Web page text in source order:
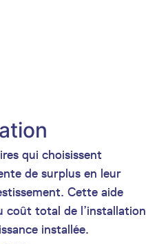
qui choisissent
de surplus en leur
Cette aide
coût total de l’installation
installée.